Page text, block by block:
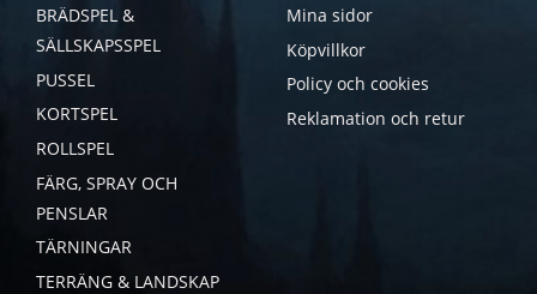
BRÄDSPEL &
SÄLLSKAPSSPEL
PUSSEL
KORTSPEL
ROLLSPEL
FÄRG, SPRAY OCH
PENSLAR
TÄRNINGAR
TERRÄNG & LANDSKAP
Mina sidor
Köpvillkor
Policy och cookies
Reklamation och retur